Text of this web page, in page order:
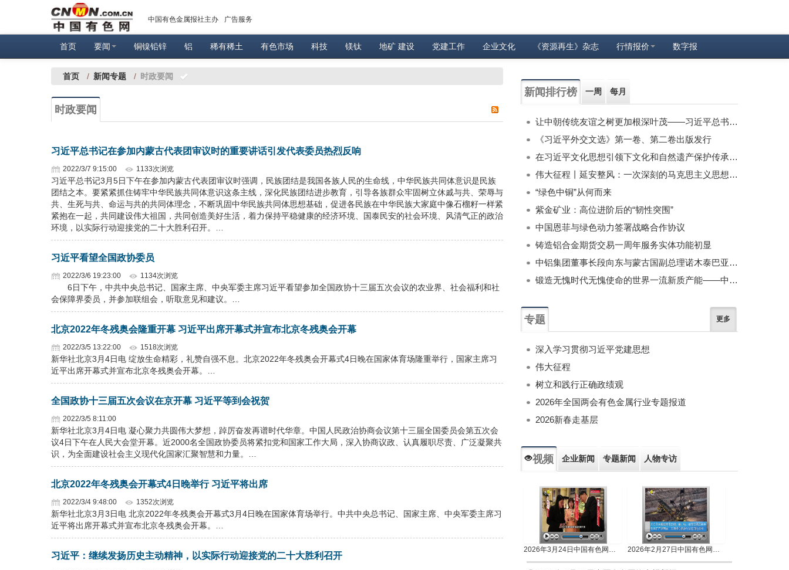
中国有色金属报社主办 广告服务
首页 要闻 铜镍铅锌 铝 稀有稀土 有色市场 科技 镁钛 地矿 建设 党建工作 企业文化 《资源再生》杂志 行情报价 数字报
首页 / 新闻专题 / 时政要闻
时政要闻
习近平总书记在参加内蒙古代表团审议时的重要讲话引发代表委员热烈反响
2022/3/7 9:15:00 1133次浏览
习近平总书记3月5日下午在参加内蒙古代表团审议时强调，民族团结是我国各族人民的生命线，中华民族共同体意识是民族
团结之本。要紧紧抓住铸牢中华民族共同体意识这条主线，深化民族团结进步教育，引导各族群众牢固树立休戚与共、荣辱与
共、生死与共、命运与共的共同体理念，不断巩固中华民族共同体思想基础，促进各民族在中华民族大家庭中像石榴籽一样紧
紧抱在一起，共同建设伟大祖国，共同创造美好生活，着力保持平稳健康的经济环境、国泰民安的社会环境、风清气正的政治
环境，以实际行动迎接党的二十大胜利召开。…
习近平看望全国政协委员
2022/3/6 19:23:00 1134次浏览
6日下午，中共中央总书记、国家主席、中央军委主席习近平看望参加全国政协十三届五次会议的农业界、社会福利和社
会保障界委员，并参加联组会，听取意见和建议。…
北京2022年冬残奥会隆重开幕 习近平出席开幕式并宣布北京冬残奥会开幕
2022/3/5 13:22:00 1518次浏览
新华社北京3月4日电 绽放生命精彩，礼赞自强不息。北京2022年冬残奥会开幕式4日晚在国家体育场隆重举行，国家主席习
近平出席开幕式并宣布北京冬残奥会开幕。…
全国政协十三届五次会议在京开幕 习近平等到会祝贺
2022/3/5 8:11:00
新华社北京3月4日电 凝心聚力共圆伟大梦想，踔厉奋发再谱时代华章。中国人民政治协商会议第十三届全国委员会第五次会
议4日下午在人民大会堂开幕。近2000名全国政协委员将紧扣党和国家工作大局，深入协商议政、认真履职尽责、广泛凝聚共
识，为全面建设社会主义现代化国家汇聚智慧和力量。…
北京2022年冬残奥会开幕式4日晚举行 习近平将出席
2022/3/4 9:48:00 1352次浏览
新华社北京3月3日电 北京2022年冬残奥会开幕式3月4日晚在国家体育场举行。中共中央总书记、国家主席、中央军委主席习
近平将出席开幕式并宣布北京冬残奥会开幕。…
习近平：继续发扬历史主动精神，以实际行动迎接党的二十大胜利召开
新闻排行榜 一周 每月
让中朝传统友谊之树更加根深叶茂——习近平总书记对朝鲜进行国事访问纪实
《习近平外交文选》第一卷、第二卷出版发行
在习近平文化思想引领下文化和自然遗产保护传承利用工作开创新局面
伟大征程丨延安整风：一次深刻的马克思主义思想教育运动
“绿色中铜”从何而来
紫金矿业：高位进阶后的“韧性突围”
中国恩菲与绿色动力签署战略合作协议
铸造铝合金期货交易一周年服务实体功能初显
中铝集团董事长段向东与蒙古国副总理诺木泰巴亚尔举行会谈
锻造无愧时代无愧使命的世界一流新质产能——中国有色金属工业的战略应对与破局之道（二）
专题 更多
深入学习贯彻习近平党建思想
伟大征程
树立和践行正确政绩观
2026年全国两会有色金属行业专题报道
2026新春走基层
视频 企业新闻 专题新闻 人物专访
2026年3月24日中国有色网络电视新闻 2026年2月27日中国有色网络电视新闻